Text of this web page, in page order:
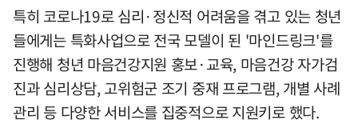
특히 코로나19로 심리·정신적 어려움을 겪고 있는 청년
들에게는 특화사업으로 전국 모델이 된 '마인드링크'를
진행해 청년 마음건강지원 홍보·교육, 마음건강 자가검
진과 심리상담, 고위험군 조기 중재 프로그램, 개별 사례
관리 등 다양한 서비스를 집중적으로 지원키로 했다.